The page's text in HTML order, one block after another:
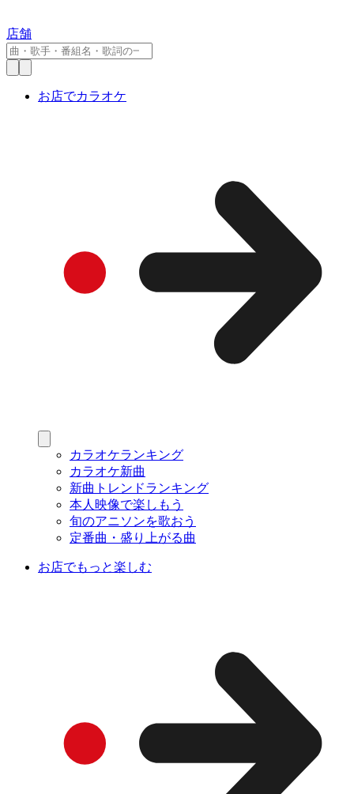
店舗
お店でカラオケ
カラオケランキング
カラオケ新曲
新曲トレンドランキング
本人映像で楽しもう
旬のアニソンを歌おう
定番曲・盛り上がる曲
お店でもっと楽しむ